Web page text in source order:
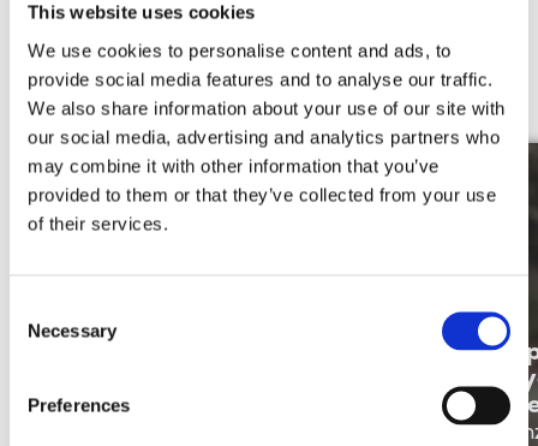
This website uses cookies
We use cookies to personalise content and ads, to
provide social media features and to analyse our traffic.
We also share information about your use of our site with
our social media, advertising and analytics partners who
may combine it with other information that you’ve
provided to them or that they’ve collected from your use
of their services.
Selection
Necessary
Preferences
de Merkator-vibe.
Ontdek meer
Isabelle Gooris beleeft het bij
een toekomst